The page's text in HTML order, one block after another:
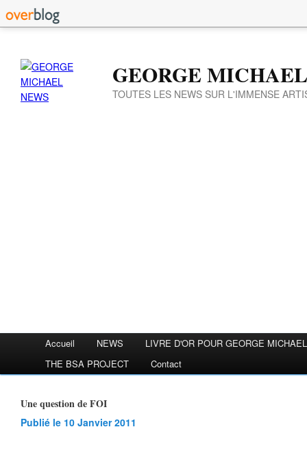
GEORGE
TOUTES LES NEWS SUR L'IMMENSE
Accueil NEWS
LIVRE D'OR POUR GEORGE MICHAEL
THE BSA PROJECT
Contact
Une question de FOI
Publié le 10 Janvier 2011